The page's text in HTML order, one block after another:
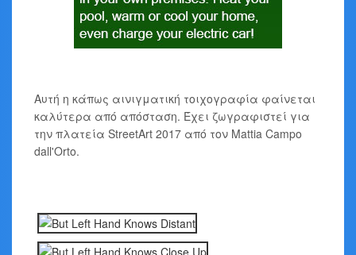
Αυτή η κάπως αινιγματική τοιχογραφία φαίνεται
καλύτερα από απόσταση. Έχει ζωγραφιστεί για
την πλατεία StreetArt 2017 από τον Mattia Campo
dall'Orto.